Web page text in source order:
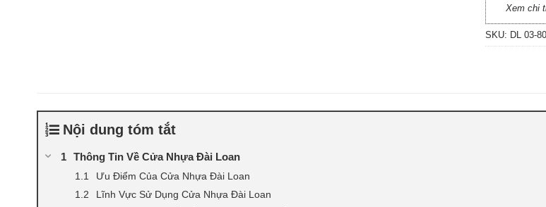
Xem chi
SKU: DL 03-
Nội dung tóm tắt
Thông Tin Về Cửa Nhựa Đài Loan
Ưu Điểm Của Cửa Nhựa Đài Loan
Lĩnh Vực Sử Dụng Cửa Nhựa Đài Loan